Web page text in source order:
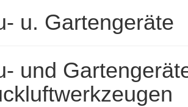
u. Gartengeräte
und